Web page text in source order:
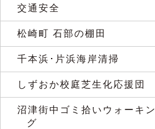
交通安全
松崎町 石部の棚田
千本浜･片浜海岸清掃
しずおか校庭芝生化応援団
沼津街中ゴミ拾いウォーキン
グ